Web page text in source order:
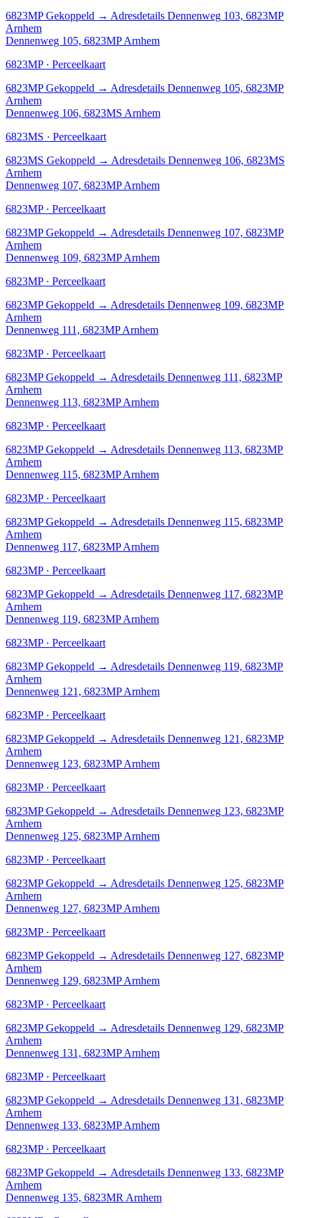
6823MP Gekoppeld → Adresdetails Dennenweg 103, 6823MP
Arnhem
Dennenweg 105, 6823MP Arnhem
6823MP · Perceelkaart
6823MP Gekoppeld → Adresdetails Dennenweg 105, 6823MP
Arnhem
Dennenweg 106, 6823MS Arnhem
6823MS · Perceelkaart
6823MS Gekoppeld → Adresdetails Dennenweg 106, 6823MS
Arnhem
Dennenweg 107, 6823MP Arnhem
6823MP · Perceelkaart
6823MP Gekoppeld → Adresdetails Dennenweg 107, 6823MP
Arnhem
Dennenweg 109, 6823MP Arnhem
6823MP · Perceelkaart
6823MP Gekoppeld → Adresdetails Dennenweg 109, 6823MP
Arnhem
Dennenweg 111, 6823MP Arnhem
6823MP · Perceelkaart
6823MP Gekoppeld → Adresdetails Dennenweg 111, 6823MP
Arnhem
Dennenweg 113, 6823MP Arnhem
6823MP · Perceelkaart
6823MP Gekoppeld → Adresdetails Dennenweg 113, 6823MP
Arnhem
Dennenweg 115, 6823MP Arnhem
6823MP · Perceelkaart
6823MP Gekoppeld → Adresdetails Dennenweg 115, 6823MP
Arnhem
Dennenweg 117, 6823MP Arnhem
6823MP · Perceelkaart
6823MP Gekoppeld → Adresdetails Dennenweg 117, 6823MP
Arnhem
Dennenweg 119, 6823MP Arnhem
6823MP · Perceelkaart
6823MP Gekoppeld → Adresdetails Dennenweg 119, 6823MP
Arnhem
Dennenweg 121, 6823MP Arnhem
6823MP · Perceelkaart
6823MP Gekoppeld → Adresdetails Dennenweg 121, 6823MP
Arnhem
Dennenweg 123, 6823MP Arnhem
6823MP · Perceelkaart
6823MP Gekoppeld → Adresdetails Dennenweg 123, 6823MP
Arnhem
Dennenweg 125, 6823MP Arnhem
6823MP · Perceelkaart
6823MP Gekoppeld → Adresdetails Dennenweg 125, 6823MP
Arnhem
Dennenweg 127, 6823MP Arnhem
6823MP · Perceelkaart
6823MP Gekoppeld → Adresdetails Dennenweg 127, 6823MP
Arnhem
Dennenweg 129, 6823MP Arnhem
6823MP · Perceelkaart
6823MP Gekoppeld → Adresdetails Dennenweg 129, 6823MP
Arnhem
Dennenweg 131, 6823MP Arnhem
6823MP · Perceelkaart
6823MP Gekoppeld → Adresdetails Dennenweg 131, 6823MP
Arnhem
Dennenweg 133, 6823MP Arnhem
6823MP · Perceelkaart
6823MP Gekoppeld → Adresdetails Dennenweg 133, 6823MP
Arnhem
Dennenweg 135, 6823MR Arnhem